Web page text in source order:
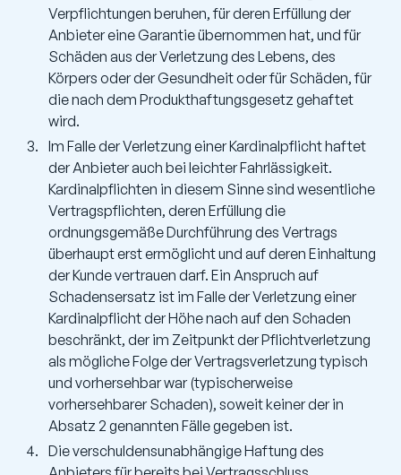
Verpflichtungen beruhen, für deren Erfüllung der
Anbieter eine Garantie übernommen hat, und für
Schäden aus der Verletzung des Lebens, des
Körpers oder der Gesundheit oder für Schäden, für
die nach dem Produkthaftungsgesetz gehaftet
wird.
Im Falle der Verletzung einer Kardinalpflicht haftet
der Anbieter auch bei leichter Fahrlässigkeit.
Kardinalpflichten in diesem Sinne sind wesentliche
Vertragspflichten, deren Erfüllung die
ordnungsgemäße Durchführung des Vertrags
überhaupt erst ermöglicht und auf deren Einhaltung
der Kunde vertrauen darf. Ein Anspruch auf
Schadensersatz ist im Falle der Verletzung einer
Kardinalpflicht der Höhe nach auf den Schaden
beschränkt, der im Zeitpunkt der Pflichtverletzung
als mögliche Folge der Vertragsverletzung typisch
und vorhersehbar war (typischerweise
vorhersehbarer Schaden), soweit keiner der in
Absatz 2 genannten Fälle gegeben ist.
Die verschuldensunabhängige Haftung des